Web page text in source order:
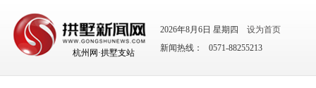
杭州网·拱墅支站
2026年8月6日 星期四
设为首页
新闻热线： 0571-88255213